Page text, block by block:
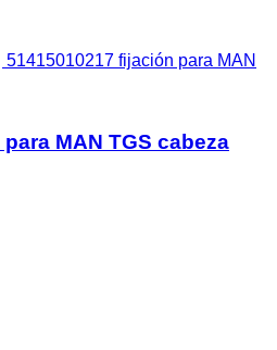
51415010217 fijación para MAN
MAN TGS cabeza